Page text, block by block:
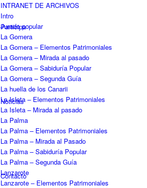
Participa
Noticias
Contacto
INTRANET DE ARCHIVOS
Intro
Jurado popular
La Gomera
La Gomera – Elementos Patrimoniales
La Gomera – Mirada al pasado
La Gomera – Sabiduría Popular
La Gomera – Segunda Guía
La huella de los Canarii
La Isleta – Elementos Patrimoniales
La Isleta – Mirada al pasado
La Palma
La Palma – Elementos Patrimoniales
La Palma – Mirada al Pasado
La Palma – Sabiduría Popular
La Palma – Segunda Guía
Lanzarote
Lanzarote – Elementos Patrimoniales